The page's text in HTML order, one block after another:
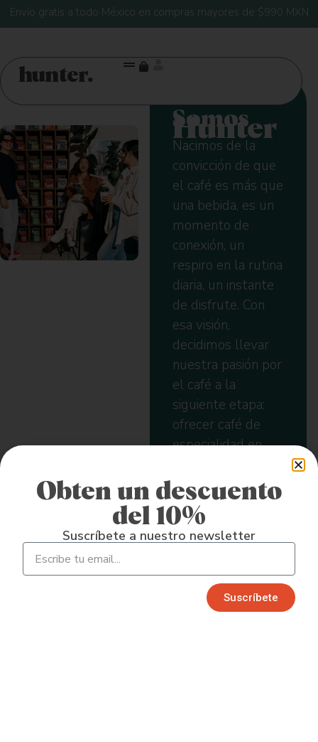
hunter.
Envío gratis a todo México en compras mayores de $990 MXN
Somos
Hunter
Nacimos de la
convicción de que
el café es más que
una bebida, es un
momento de
conexión, un
respiro en la rutina
diaria, un instante
de disfrute. Con
esa visión,
decidimos llevar
nuestra pasión por
el café a la
siguiente etapa:
ofrecer café de
especialidad en
directamente a tu
puerta.
Obten un descuento
del 10%
Suscríbete a nuestro newsletter
Suscríbete​